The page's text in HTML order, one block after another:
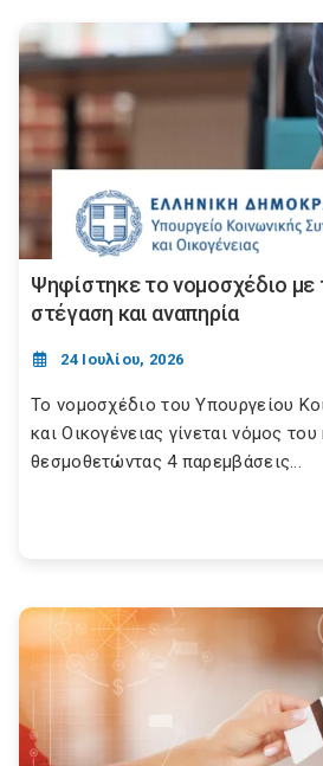
Ψηφίστηκε το νομοσχέδιο με
στέγαση και αναπηρία
24 Ιουλίου, 2026
Το νομοσχέδιο του Υπουργείου
και Οικογένειας γίνεται νόμος
θεσμοθετώντας 4 παρεμβάσεις...